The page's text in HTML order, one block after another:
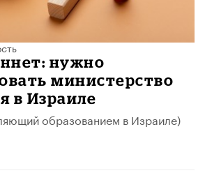
нужно
министерство
в Израиле
образованием в Израиле)